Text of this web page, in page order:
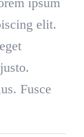
elit.
Fusce